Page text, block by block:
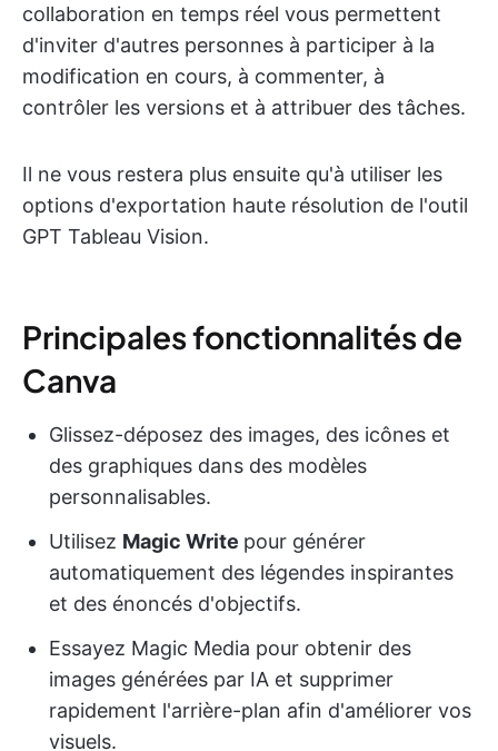
collaboration en temps réel vous permettent
d'inviter d'autres personnes à participer à la
modification en cours, à commenter, à
contrôler les versions et à attribuer des tâches.
Il ne vous restera plus ensuite qu'à utiliser les
options d'exportation haute résolution de l'outil
GPT Tableau Vision.
Principales fonctionnalités de
Canva
Glissez-déposez des images, des icônes et
des graphiques dans des modèles
personnalisables.
Utilisez Magic Write pour générer
automatiquement des légendes inspirantes
et des énoncés d'objectifs.
Essayez Magic Media pour obtenir des
images générées par IA et supprimer
rapidement l'arrière-plan afin d'améliorer vos
visuels.